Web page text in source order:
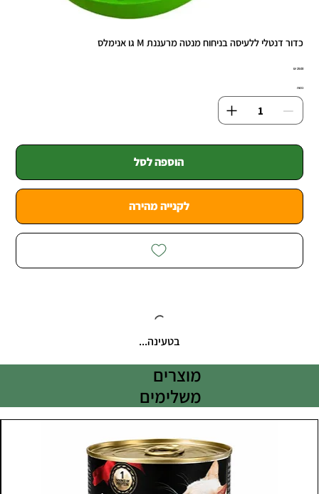
כדור דנטלי ללעיסה בניחוח מנטה מרעננת M גו אנימלס
מחיר‏29.00 ‏₪
כמות
הוספה לסל
לקנייה מהירה
בטעינה...
מוצרים
משלימים